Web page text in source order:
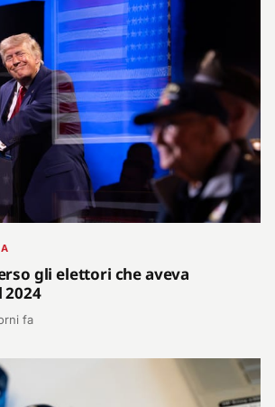
gli elettori che aveva
fa